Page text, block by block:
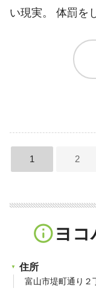
い現実。 体罰を
投
ビ
ー
1 2
info_outlineヨ
住所
富山市堤町通り２